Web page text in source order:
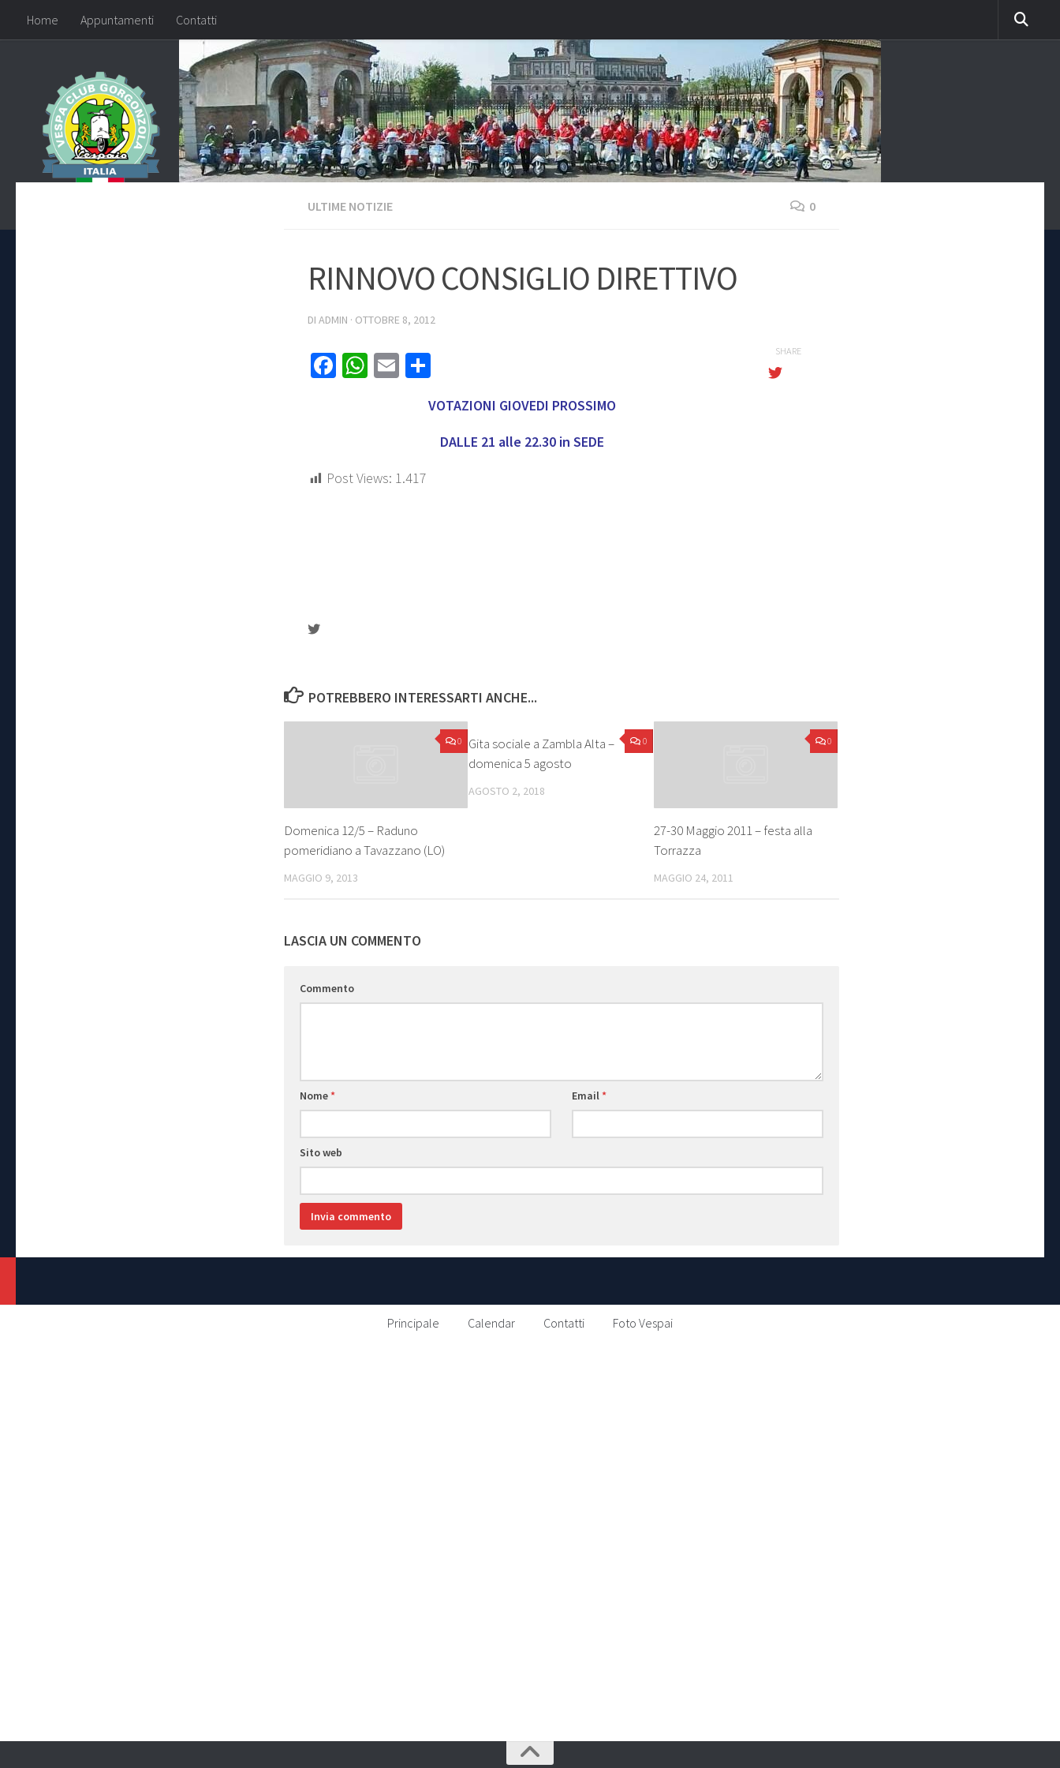
Home Appuntamenti Contatti
ULTIME NOTIZIE 0
RINNOVO CONSIGLIO DIRETTIVO
DI ADMIN · OTTOBRE 8, 2012
Facebook
WhatsApp
Email
VOTAZIONI GIOVEDI PROSSIMO
DALLE 21 alle 22.30 in SEDE
Post Views: 1.417
SHARE
POTREBBERO INTERESSARTI ANCHE...
0
Domenica 12/5 – Raduno
pomeridiano a Tavazzano (LO)
MAGGIO 9, 2013
0
Gita sociale a Zambla Alta –
domenica 5 agosto
AGOSTO 2, 2018
0
27-30 Maggio 2011 – festa alla
Torrazza
MAGGIO 24, 2011
LASCIA UN COMMENTO
Commento
Nome* Email*
Sito web
Principale Calendar Contatti Foto Vespai